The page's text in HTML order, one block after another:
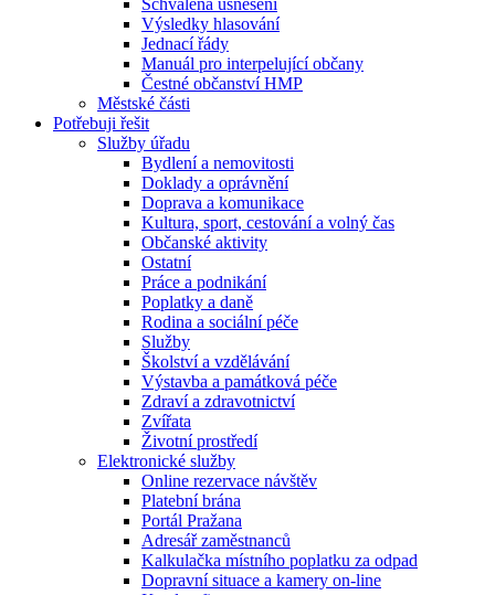
Schválená usnesení
Výsledky hlasování
Jednací řády
Manuál pro interpelující občany
Čestné občanství HMP
Městské části
Potřebuji řešit
Služby úřadu
Bydlení a nemovitosti
Doklady a oprávnění
Doprava a komunikace
Kultura, sport, cestování a volný čas
Občanské aktivity
Ostatní
Práce a podnikání
Poplatky a daně
Rodina a sociální péče
Služby
Školství a vzdělávání
Výstavba a památková péče
Zdraví a zdravotnictví
Zvířata
Životní prostředí
Elektronické služby
Online rezervace návštěv
Platební brána
Portál Pražana
Adresář zaměstnanců
Kalkulačka místního poplatku za odpad
Dopravní situace a kamery on-line